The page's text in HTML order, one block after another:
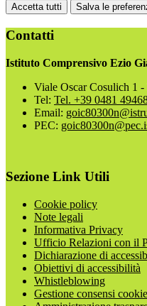
Accetta tutti Salva le
Contatti
Istituto Comprensivo Ezio
Viale Oscar Cosulich 1
Tel: Tel. +39 0481
Email:
PEC:
Sezione Link Utili
Cookie policy
Note legali
Informativa Privacy
Ufficio Relazioni con il
Dichiarazione di
Obiettivi di accessibilità
Whistleblowing
Gestione consensi cookie